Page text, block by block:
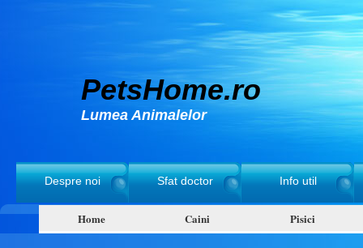
PetsHome.ro
Lumea Animalelor
Despre noi Sfat doctor Info util
Home Caini Pisici